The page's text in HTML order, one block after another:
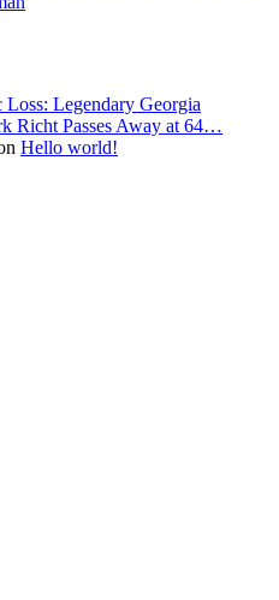
Loss: Legendary Georgia
Richt Passes Away at 64…
Hello world!